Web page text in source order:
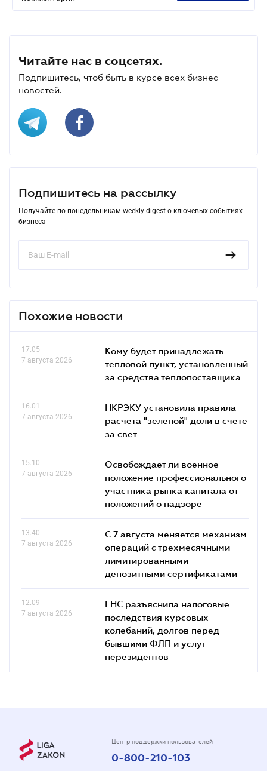
Читайте нас в соцсетях.
Подпишитесь, чтоб быть в курсе всех бизнес-
новостей.
Подпишитесь на рассылку
Получайте по понедельникам weekly-digest о ключевых событиях
бизнеса
Похожие новости
17.05
7 августа 2026
Кому будет принадлежать
тепловой пункт, установленный
за средства теплопоставщика
16.01
7 августа 2026
НКРЭКУ установила правила
расчета "зеленой" доли в счете
за свет
15.10
7 августа 2026
Освобождает ли военное
положение профессионального
участника рынка капитала от
положений о надзоре
13.40
7 августа 2026
С 7 августа меняется механизм
операций с трехмесячными
лимитированными
депозитными сертификатами
12.09
7 августа 2026
ГНС разъяснила налоговые
последствия курсовых
колебаний, долгов перед
бывшими ФЛП и услуг
нерезидентов
Центр поддержки пользователей
0-800-210-103